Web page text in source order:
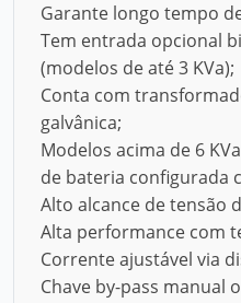
Garante longo tempo
Tem entrada opcional
(modelos de até 3 KVa);
Conta com
galvânica;
Modelos acima de 6
de bateria configurada
Alto alcance de tensão
Alta performance com
Corrente ajustável via
Chave by-pass manual